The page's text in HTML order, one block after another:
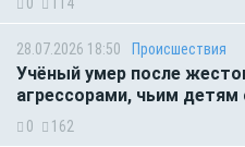
28.07.2026 18:50 Происшествия
Учёный умер после
агрессорами, чьим детям
0 162